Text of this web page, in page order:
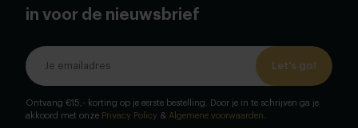
in voor de nieuwsbrief
Let's go!
Ontvang €15,- korting op je eerste bestelling. Door je in te schrijven ga je
akkoord met onze Privacy Policy & Algemene voorwaarden